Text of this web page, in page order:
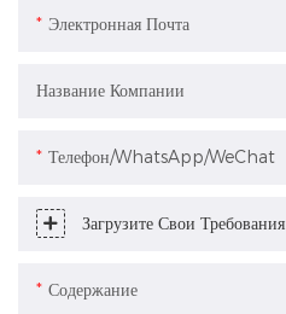
Электронная Почта
Название Компании
Телефон/WhatsApp/WeChat
Загрузите Свои Требования
Содержание